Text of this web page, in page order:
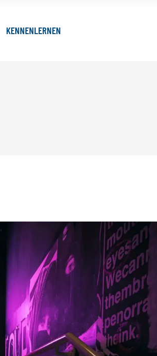
KENNENLERNEN